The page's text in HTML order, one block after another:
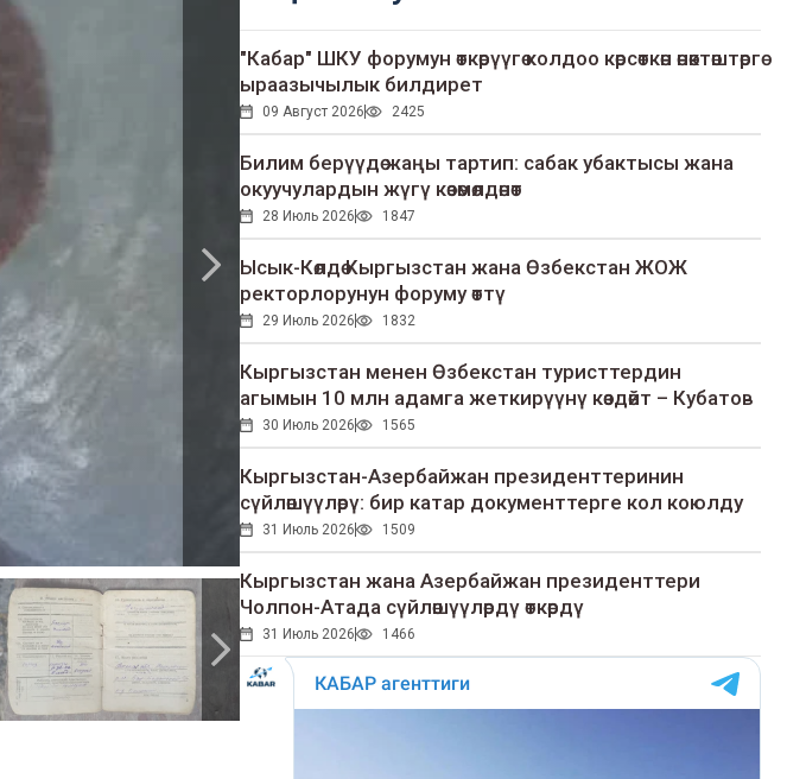
"Кабар" ШКУ форумун өткөрүүгө колдоо көрсөткөн өнөктөштөргө
ыраазычылык билдирет
09 Август 2026 2425
Билим берүүдө жаңы тартип: сабак убактысы жана
окуучулардын жүгү көзөмөлдөнөт
28 Июль 2026 1847
Ысык-Көлдө Кыргызстан жана Өзбекстан ЖОЖ
ректорлорунун форуму өттү
29 Июль 2026 1832
Кыргызстан менен Өзбекстан туристтердин
агымын 10 млн адамга жеткирүүнү көздөйт – Кубатов
30 Июль 2026 1565
Кыргызстан-Азербайжан президенттеринин
сүйлөшүүлөрү: бир катар документтерге кол коюлду
31 Июль 2026 1509
Кыргызстан жана Азербайжан президенттери
Чолпон-Атада сүйлөшүүлөрдү өткөрдү
31 Июль 2026 1466